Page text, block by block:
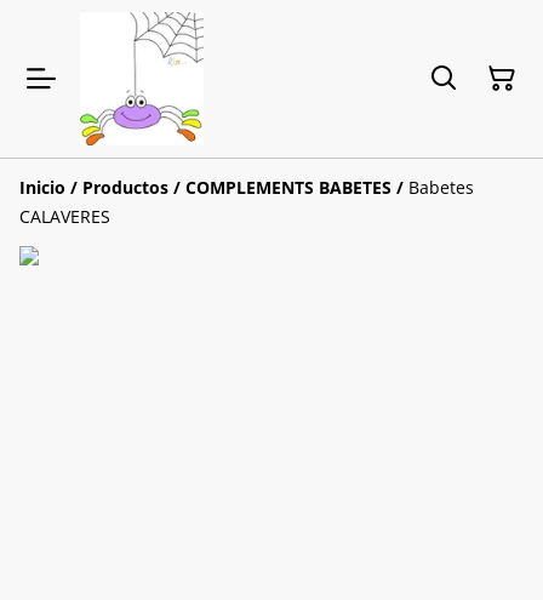
Inicio / Productos / COMPLEMENTS BABETES / Babetes
CALAVERES